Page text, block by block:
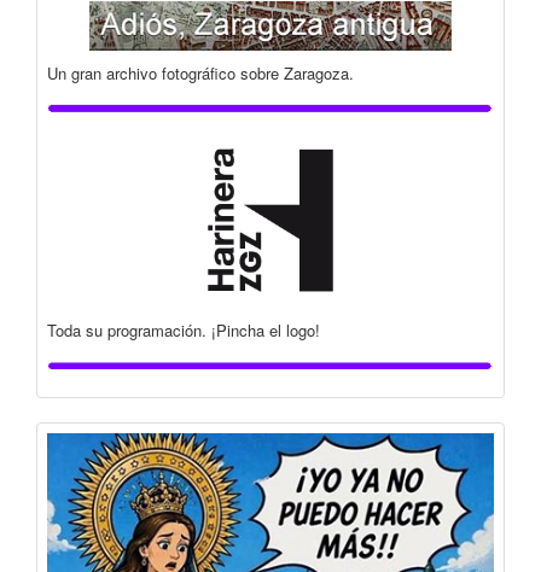
Un gran archivo fotográfico sobre Zaragoza.
Toda su programación. ¡Pincha el logo!